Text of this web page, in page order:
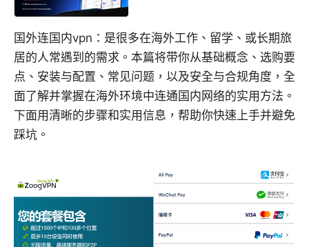
国外连国内vpn：是很多在海外工作、留学、或长期旅
居的人常遇到的需求。本篇将带你从基础概念、选购要
点、安装与配置、常见问题，以及安全与合规角度，全
面了解并掌握在海外环境中连通国内网络的实用方法。
下面用清晰的步骤和实用信息，帮助你快速上手并避免
踩坑。